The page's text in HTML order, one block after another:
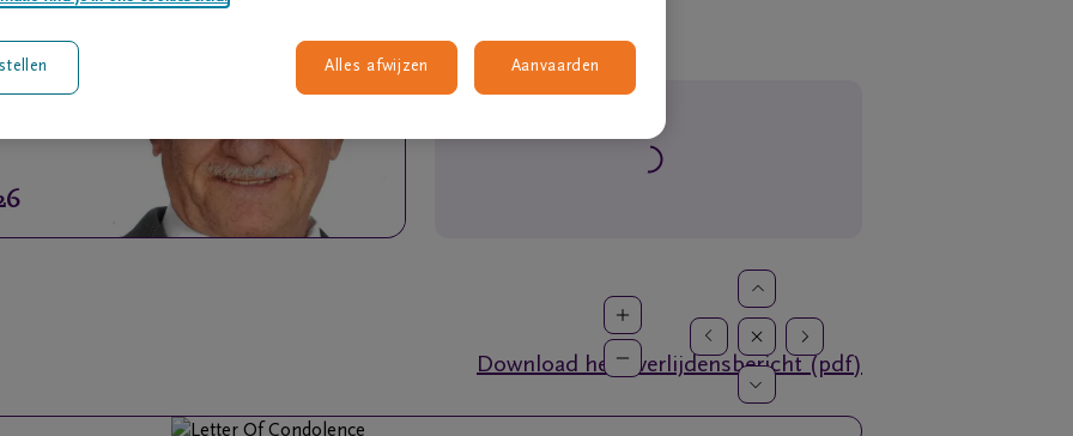
Download het overlijdensbericht (pdf)
Alles afwijzen Aanvaarden